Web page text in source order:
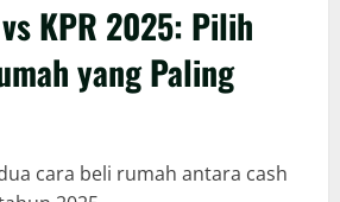
KPR 2025: Pilih
yang Paling
cara beli rumah antara cash